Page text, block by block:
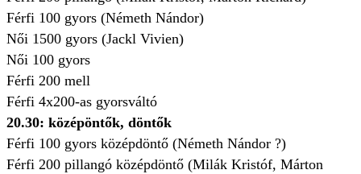
Férfi 100 gyors (Németh Nándor)
Női 1500 gyors (Jackl Vivien)
Női 100 gyors
Férfi 200 mell
Férfi 4x200-as gyorsváltó
20.30: középöntők, döntők
Férfi 100 gyors középdöntő (Németh Nándor ?)
Férfi 200 pillangó középdöntő (Milák Kristóf, Márton